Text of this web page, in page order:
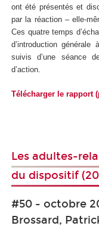
ont été présentés et
par la réaction – elle-
Ces quatre temps
d’introduction
suivis d’une séance
d’action.
Télécharger le rapport
Les adultes-
du dispositif
#50 - octobre
Brossard,